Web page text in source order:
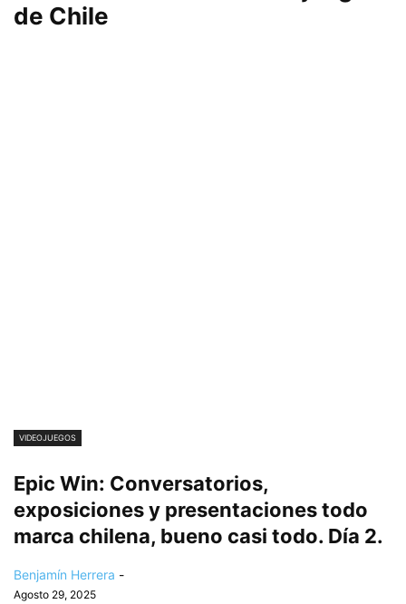
de Chile
VIDEOJUEGOS
Epic Win: Conversatorios,
exposiciones y presentaciones todo
marca chilena, bueno casi todo. Día 2.
Benjamín Herrera -
Agosto 29, 2025